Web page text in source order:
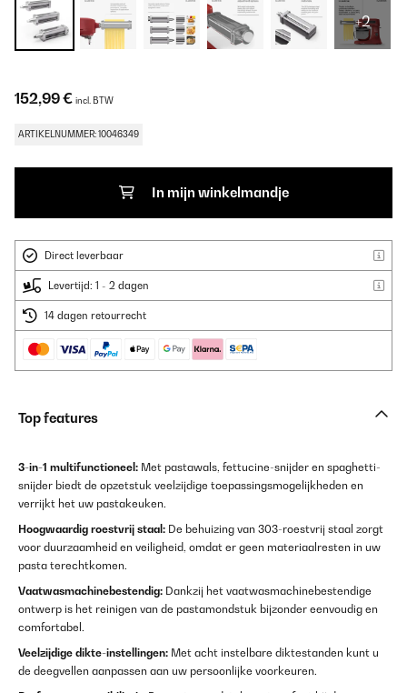
+2
152,99 € incl. BTW
ARTIKELNUMMER: 10046349
In mijn winkelmandje
Direct leverbaar
Levertijd: 1 - 2 dagen
14 dagen retourrecht
Top features
3-in-1 multifunctioneel: Met pastawals, fettucine-snijder en spaghetti-
snijder biedt de opzetstuk veelzijdige toepassingsmogelijkheden en
verrijkt het uw pastakeuken.
Hoogwaardig roestvrij staal: De behuizing van 303-roestvrij staal zorgt
voor duurzaamheid en veiligheid, omdat er geen materiaalresten in uw
pasta terechtkomen.
Vaatwasmachinebestendig: Dankzij het vaatwasmachinebestendige
ontwerp is het reinigen van de pastamondstuk bijzonder eenvoudig en
comfortabel.
Veelzijdige dikte-instellingen: Met acht instelbare diktestanden kunt u
de deegvellen aanpassen aan uw persoonlijke voorkeuren.